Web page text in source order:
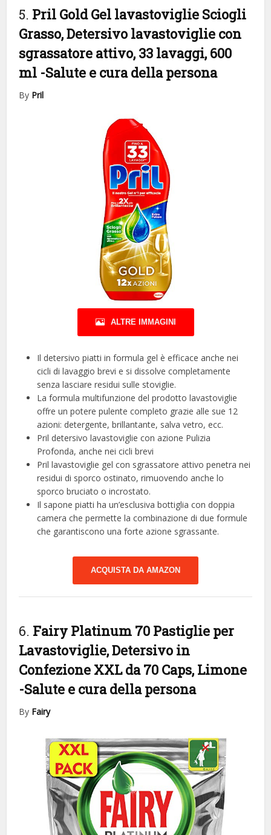
5. Pril Gold Gel lavastoviglie Sciogli
Grasso, Detersivo lavastoviglie con
sgrassatore attivo, 33 lavaggi, 600
ml -Salute e cura della persona
By Pril
ALTRE IMMAGINI
Il detersivo piatti in formula gel è efficace anche nei
cicli di lavaggio brevi e si dissolve completamente
senza lasciare residui sulle stoviglie.
La formula multifunzione del prodotto lavastoviglie
offre un potere pulente completo grazie alle sue 12
azioni: detergente, brillantante, salva vetro, ecc.
Pril detersivo lavastoviglie con azione Pulizia
Profonda, anche nei cicli brevi
Pril lavastoviglie gel con sgrassatore attivo penetra nei
residui di sporco ostinato, rimuovendo anche lo
sporco bruciato o incrostato.
Il sapone piatti ha un’esclusiva bottiglia con doppia
camera che permette la combinazione di due formule
che garantiscono una forte azione sgrassante.
ACQUISTA DA AMAZON
6. Fairy Platinum 70 Pastiglie per
Lavastoviglie, Detersivo in
Confezione XXL da 70 Caps, Limone
-Salute e cura della persona
By Fairy